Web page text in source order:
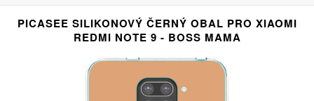
PICASEE SILIKONOVÝ ČERNÝ OBAL PRO XIAOMI
REDMI NOTE 9 - BOSS MAMA